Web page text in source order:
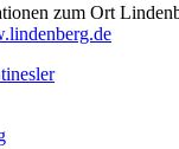
zum Ort